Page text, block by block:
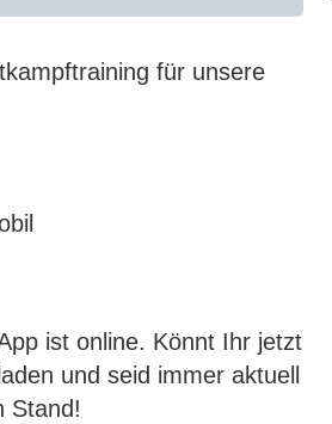
für unsere
ist online. Könnt Ihr jetzt
und seid immer aktuell
Stand!